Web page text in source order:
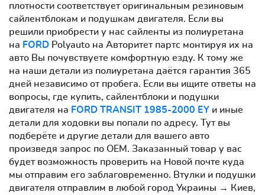
плотности соответствует оригинальным резиновым
сайлентблокам и подушкам двигателя. Если вы
решили приобрести у нас сайленты из полиуретана
на FORD Polyauto на Авторитет партс монтируя их на
авто Вы почувствуете комфортную езду. К тому же
на наши детали из полиуретана даётся гарантия 365
дней независимо от пробега. Если вы ищите ответы на
вопросы, где купить, сайлентблоки и подушки
двигателя на FORD TRANSIT 1985-2000 EY и иные
детали для ходовки вы попали по адресу. Тут вы
подберёте и другие детали для вашего авто
произведя запрос по OEM. Заказанный товар у вас
будет возможность проверить на Новой почте куда
мы отправим его заблаговременно. Втулки и подушки
двигателя отправлим в любой город Украины → Киев,